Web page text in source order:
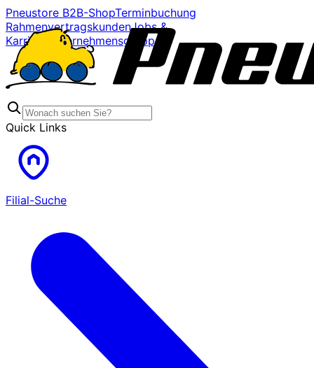
Pneustore B2B-ShopTerminbuchung
RahmenvertragskundenJobs &
Karriere
Unternehmensgruppe
Quick Links
Filial-Suche